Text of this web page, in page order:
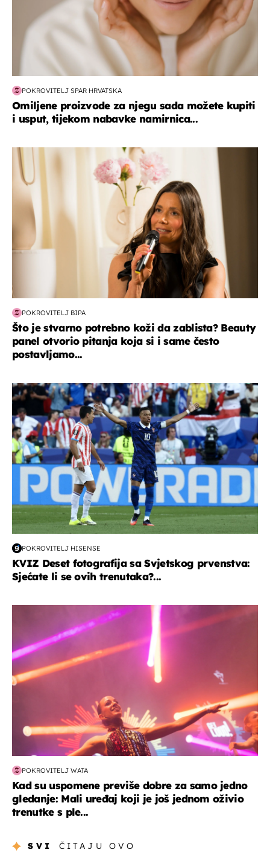
POKROVITELJ SPAR HRVATSKA
Omiljene proizvode za njegu sada možete kupiti
i usput, tijekom nabavke namirnica...
moda & ljepota
POKROVITELJ BIPA
Što je stvarno potrebno koži da zablista? Beauty
panel otvorio pitanja koja si i same često
postavljamo...
svjetsko prvenstvo 2026
POKROVITELJ HISENSE
KVIZ Deset fotografija sa Svjetskog prvenstva:
Sjećate li se ovih trenutaka?...
POKROVITELJ WATA
Kad su uspomene previše dobre za samo jedno
gledanje: Mali uređaj koji je još jednom oživio
trenutke s ple...
SVI ČITAJU OVO